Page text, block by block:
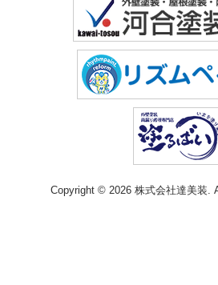
Copyright © 2026 株式会社達美装.